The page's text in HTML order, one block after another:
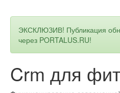
ЭКСКЛЮЗИВ! Публикация
через PORTALUS.RU!
Crm для